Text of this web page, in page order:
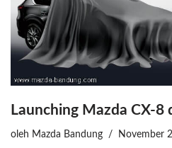
Launching Mazda CX-8
oleh Mazda Bandung November